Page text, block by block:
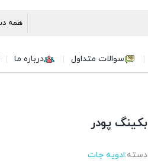
سوالات متداول درباره ما
بکینگ پودر
دسته:ادويه جات